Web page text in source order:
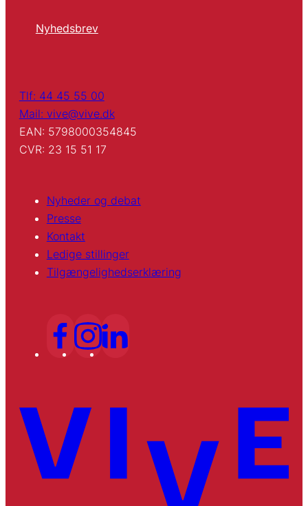
Nyhedsbrev
Tlf: 44 45 55 00
Mail: vive@vive.dk
EAN: 5798000354845
CVR: 23 15 51 17
Nyheder og debat
Presse
Kontakt
Ledige stillinger
Tilgængelighedserklæring